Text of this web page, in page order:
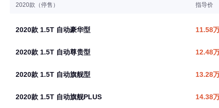
2020款（停售） 指导价
2020款 1.5T 自动豪华型 11.58
2020款 1.5T 自动尊贵型 12.48
2020款 1.5T 自动旗舰型 13.28
2020款 1.5T 自动旗舰PLUS 14.38